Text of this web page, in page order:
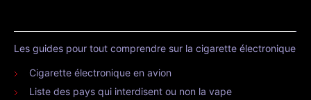
Les guides pour tout comprendre sur la cigarette électronique
Cigarette électronique en avion
Liste des pays qui interdisent ou non la vape